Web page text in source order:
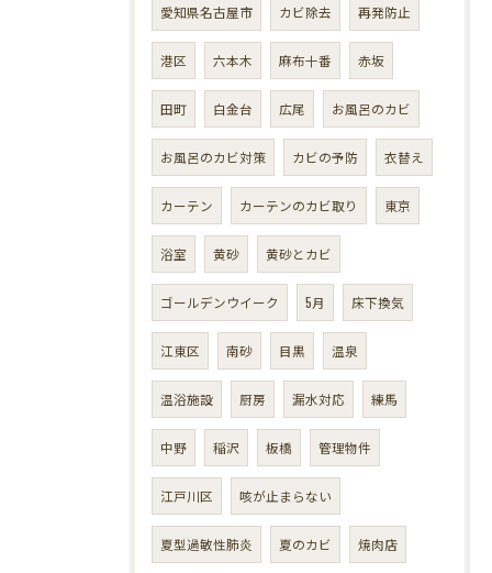
愛知県名古屋市 カビ除去 再発防止
港区 六本木 麻布十番 赤坂
田町 白金台 広尾 お風呂のカビ
お風呂のカビ対策 カビの予防 衣替え
カーテン カーテンのカビ取り 東京
浴室 黄砂 黄砂とカビ
ゴールデンウイーク 5月 床下換気
江東区 南砂 目黒 温泉
温浴施設 厨房 漏水対応 練馬
中野 稲沢 板橋 管理物件
江戸川区 咳が止まらない
夏型過敏性肺炎 夏のカビ 焼肉店